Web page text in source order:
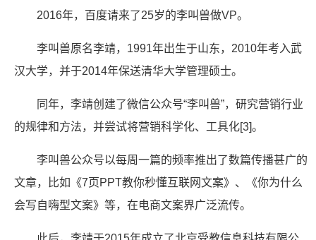
2016年，百度请来了25岁的李叫兽做VP。
李叫兽原名李靖，1991年出生于山东，2010年考入武
汉大学，并于2014年保送清华大学管理硕士。
同年，李靖创建了微信公众号“李叫兽”，研究营销行业
的规律和方法，并尝试将营销科学化、工具化[3]。
李叫兽公众号以每周一篇的频率推出了数篇传播甚广的
文章，比如《7页PPT教你秒懂互联网文案》、《你为什么
会写自嗨型文案》等，在电商文案界广泛流传。